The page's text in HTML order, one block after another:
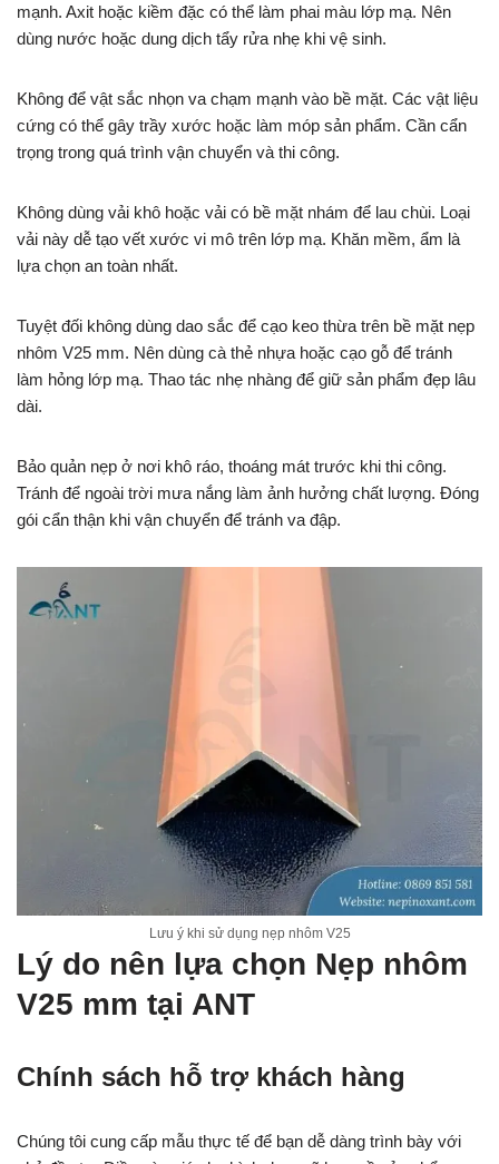
mạnh. Axit hoặc kiềm đặc có thể làm phai màu lớp mạ. Nên
dùng nước hoặc dung dịch tẩy rửa nhẹ khi vệ sinh.
Không để vật sắc nhọn va chạm mạnh vào bề mặt. Các vật liệu
cứng có thể gây trầy xước hoặc làm móp sản phẩm. Cần cẩn
trọng trong quá trình vận chuyển và thi công.
Không dùng vải khô hoặc vải có bề mặt nhám để lau chùi. Loại
vải này dễ tạo vết xước vi mô trên lớp mạ. Khăn mềm, ẩm là
lựa chọn an toàn nhất.
Tuyệt đối không dùng dao sắc để cạo keo thừa trên bề mặt nẹp
nhôm V25 mm. Nên dùng cà thẻ nhựa hoặc cạo gỗ để tránh
làm hỏng lớp mạ. Thao tác nhẹ nhàng để giữ sản phẩm đẹp lâu
dài.
Bảo quản nẹp ở nơi khô ráo, thoáng mát trước khi thi công.
Tránh để ngoài trời mưa nắng làm ảnh hưởng chất lượng. Đóng
gói cẩn thận khi vận chuyển để tránh va đập.
Lưu ý khi sử dụng nẹp nhôm V25
Lý do nên lựa chọn Nẹp nhôm
V25 mm tại ANT
Chính sách hỗ trợ khách hàng
Chúng tôi cung cấp mẫu thực tế để bạn dễ dàng trình bày với